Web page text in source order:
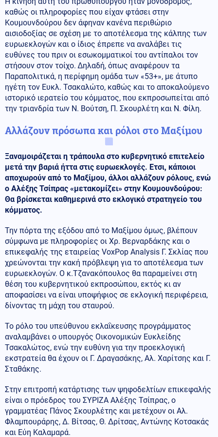
καθώς οι πληροφορίες που είχαν φτάσει στην
Κουµουνδούρου δεν άφηναν κανένα περιθώριο
αισιοδοξίας σε σχέση µε το αποτέλεσµα της κάλπης των
ευρωεκλογών και ο ίδιος έπρεπε να αναλάβει τις
ευθύνες του πριν οι εσωκοµµατικοί του αντίπαλοι τον
στήσουν στον τοίχο. ∆ηλαδή, όπως αναφέρουν τα
Παραπολιτικά, η περίφηµη οµάδα των «53+», µε άτυπο
ηγέτη τον Ευκλ. Τσακαλώτο, καθώς και το αποκαλούµενο
ιστορικό ιερατείο του κόµµατος, που εκπροσωπείται από
την τριανδρία των Ν. Βούτση, Π. Σκουρλέτη και Ν. Φίλη.
Αλλάζουν πρόσωπα και ρόλοι στο Μαξίμου
Ξαναμοιράζεται η τράπουλα στο κυβερνητικό επιτελείο
μετά την βαριά ήττα στις ευρωεκλογές. Ετσι, κάποιοι
αποχωρούν από το Μαξίμου, άλλοι αλλάζουν ρόλους, ενώ
ο Αλέξης Τσίπρας «μετακομίζει» στην Κουμουνδούρου:
Θα βρίσκεται καθημερινά στο εκλογικό στρατηγείο του
κόμματος.
Την πόρτα της εξόδου από το Μαξίμου όμως, βλέπουν
σύμφωνα με πληροφορίες οι Χρ. Βερναρδάκης και ο
επικεφαλής της εταιρείας VoxPop Analysis Γ. Σκλίας που
χρεώνονται την κακή πρόβλεψη για το αποτέλεσμα των
ευρωεκλογών. Ο κ.Τζανακόπουλος θα παραμείνει στη
θέση του κυβερνητικού εκπροσώπου, εκτός κι αν
αποφασίσει να είναι υποψήφιος σε εκλογική περιφέρεια,
δίνοντας τη μάχη του σταυρού.
Το ρόλο του υπεύθυνου εκλαΐκευσης προγράμματος
αναλαμβάνει ο υπουργός Οικονομικών Ευκλείδης
Τσακαλώτος, ενώ την ευθύνη για την προεκλογική
εκστρατεία θα έχουν οι Γ. Δραγασάκης, Αλ. Χαρίτσης και Γ.
Σταθάκης.
Στην επιτροπή κατάρτισης των ψηφοδελτίων επικεφαλής
είναι ο πρόεδρος του ΣΥΡΙΖΑ Αλέξης Τσίπρας, ο
γραμματέας Πάνος Σκουρλέτης και μετέχουν οι Αλ.
Φλαμπουράρης, Δ. Βίτσας, Θ. Δρίτσας, Αντώνης Κοτσακάς
και Εύη Καλαμαρά.